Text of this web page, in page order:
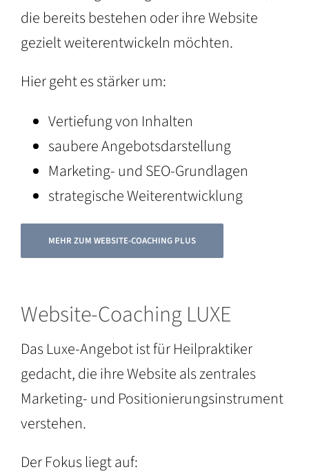
die bereits bestehen oder ihre Website
gezielt weiterentwickeln möchten.
Hier geht es stärker um:
Vertiefung von Inhalten
saubere Angebotsdarstellung
Marketing- und SEO-Grundlagen
strategische Weiterentwicklung
MEHR ZUM WEBSITE-COACHING PLUS
Website-Coaching LUXE
Das Luxe-Angebot ist für Heilpraktiker
gedacht, die ihre Website als zentrales
Marketing- und Positionierungsinstrument
verstehen.
Der Fokus liegt auf: